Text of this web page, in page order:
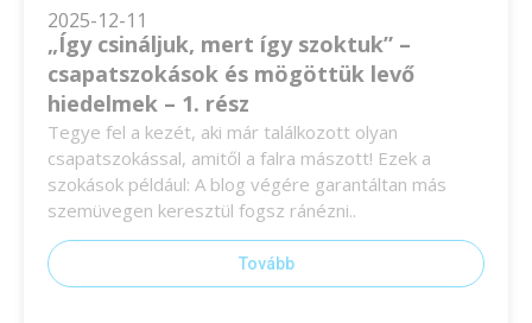
2025-12-11
„Így csináljuk, mert így szoktuk” –
csapatszokások és mögöttük levő
hiedelmek – 1. rész
Tegye fel a kezét, aki már találkozott olyan
csapatszokással, amitől a falra mászott! Ezek a
szokások például: A blog végére garantáltan más
szemüvegen keresztül fogsz ránézni..
Tovább